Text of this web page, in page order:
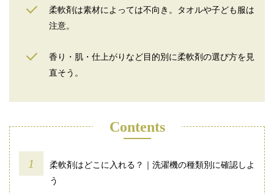
柔軟剤は素材によっては不向き。タオルや子ども服は
注意。
香り・肌・仕上がりなど目的別に柔軟剤の選び方を見
直そう。
Contents
柔軟剤はどこに入れる？｜洗濯機の種類別に確認しよ
う